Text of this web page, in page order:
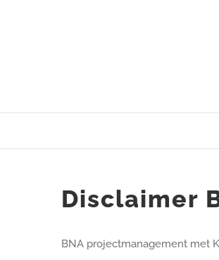
Disclaimer
BNA projectmanagement met